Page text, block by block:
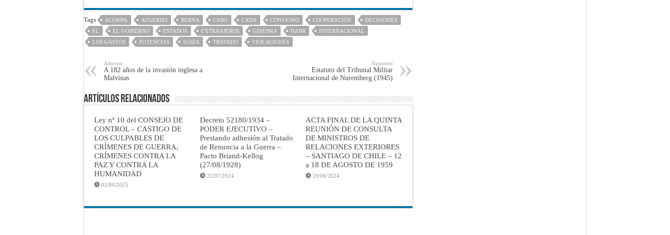
Tags ACOMPA ACUERDO BERNA CABO CADA CONVENIO COOPERACIÓN
DECISIONES
EL
EL GOBIERNO ESTADOS EXTRANJEROS GINEBRA HABR
INTERNACIONAL
LOS GASTOS
POTENCIAS SUIZA TRATADO VIOLACIONES
Anterior
A 182 años de la invasión inglesa a
Malvinas
Siguiente
Estatuto del Tribunal Militar
Internacional de Nuremberg (1945)
Artículos Relacionados
Ley nº 10 del CONSEJO DE
CONTROL – CASTIGO DE
LOS CULPABLES DE
CRÍMENES DE GUERRA,
CRÍMENES CONTRA LA
PAZ Y CONTRA LA
HUMANIDAD
02/04/2025
Decreto 52180/1934 –
PODER EJECUTIVO –
Prestando adhesión al Tratado
de Renuncia a la Guerra –
Pacto Briand-Kellog
(27/08/1928)
22/07/2024
ACTA FINAL DE LA QUINTA
REUNIÓN DE CONSULTA
DE MINISTROS DE
RELACIONES EXTERIORES
– SANTIAGO DE CHILE – 12
a 18 DE AGOSTO DE 1959
20/06/2024